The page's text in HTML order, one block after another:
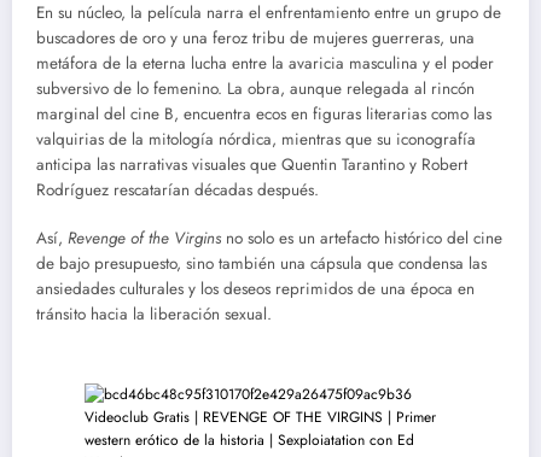
En su núcleo, la película narra el enfrentamiento entre un grupo de
buscadores de oro y una feroz tribu de mujeres guerreras, una
metáfora de la eterna lucha entre la avaricia masculina y el poder
subversivo de lo femenino. La obra, aunque relegada al rincón
marginal del cine B, encuentra ecos en figuras literarias como las
valquirias de la mitología nórdica, mientras que su iconografía
anticipa las narrativas visuales que Quentin Tarantino y Robert
Rodríguez rescatarían décadas después.
Así, Revenge of the Virgins no solo es un artefacto histórico del cine
de bajo presupuesto, sino también una cápsula que condensa las
ansiedades culturales y los deseos reprimidos de una época en
tránsito hacia la liberación sexual.